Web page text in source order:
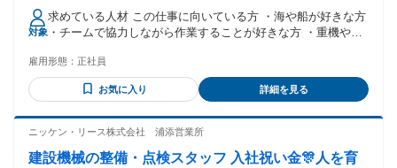
れる通勤・皆勤・家族手当金額：なし 全員に一律で支払われ
るその他手当金額：なし 総支給額 25万～48万 固定残業代：
あり（1ヶ月あたり15時間） 1ヶ月あたり2万2千円 〜 3万円
固定残業時間を超えた勤務時間については別途残業代を支給
対象
求めている人材 この仕事に向いている方 ・海や船が好きな方
・チームで協力しながら作業することが好きな方 ・重機や機
ケールの大きな仕事に携わりたい方 また、建設業や土木工事
の経験がある方、 バックホウなど建設機械の操作経験がある
方は大歓迎です。 海上土木の仕事は、船や重機、さまざまな
は分からないことも多いですが、 先輩社員がサポートしなが
（例外事由3号のイ・40歳未満（長期勤続によるキャリア形成
雇用形態： 正社員
お気に入り 詳細を見る
ニッケン・リース株式会社 浦添営業所
建設機械の整備・点検スタッフ 入社祝い金🎊人を育